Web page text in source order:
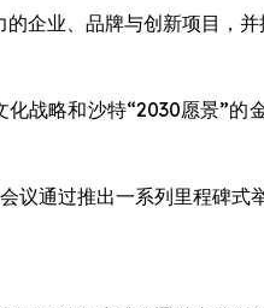
企业、品牌与创新项目，
战略和沙特“2030愿景”的
议通过推出一系列里程碑式